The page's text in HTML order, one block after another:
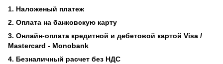
1. Наложеный платеж
2. Оплата на банковскую карту
3. Онлайн-оплата кредитной и дебетовой картой Visa /
Mastercard - Monobank
4. Безналичный расчет без НДС